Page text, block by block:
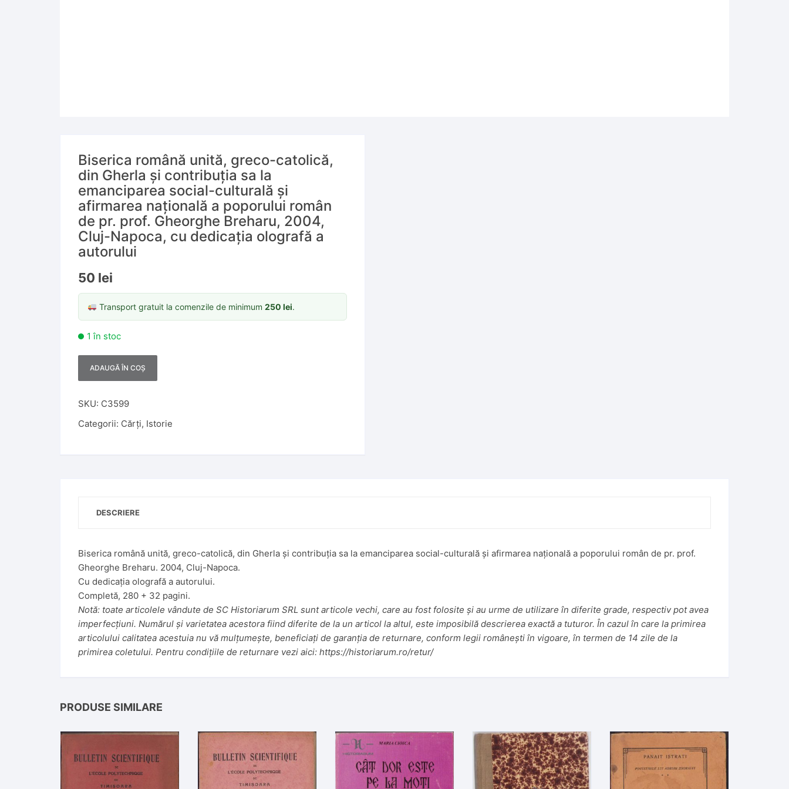
Biserica română unită, greco-catolică,
din Gherla și contribuția sa la
emanciparea social-culturală și
afirmarea națională a poporului român
de pr. prof. Gheorghe Breharu, 2004,
Cluj-Napoca, cu dedicația olografă a
autorului
50 lei
Transport gratuit la comenzile de minimum 250 lei.
1 în stoc
ADAUGĂ ÎN COȘ
tSKU: C3599
Categorii: Cărți, Istorie
DESCRIERE
Biserica română unită, greco-catolică, din Gherla și contribuția sa la emanciparea social-culturală și afirmarea națională a poporului român de pr. prof.
Gheorghe Breharu. 2004, Cluj-Napoca.
Cu dedicația olografă a autorului.
Completă, 280 + 32 pagini.
Notă: toate articolele vândute de SC Historiarum SRL sunt articole vechi, care au fost folosite și au urme de utilizare în diferite grade, respectiv pot avea
imperfecțiuni. Numărul și varietatea acestora fiind diferite de la un articol la altul, este imposibilă descrierea exactă a tuturor. În cazul în care la primirea
articolului calitatea acestuia nu vă mulțumește, beneficiați de garanția de returnare, conform legii românești în vigoare, în termen de 14 zile de la
primirea coletului. Pentru condițiile de returnare vezi aici: https://historiarum.ro/retur/
PRODUSE SIMILARE